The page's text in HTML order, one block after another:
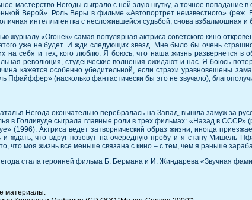
мастерство Негоды сыграло с ней злую шутку, а точное попадание
Верой». Роль Веры в фильме «Автопортрет неизвестного»
интеллигентка с несложившейся судьбой, снова взбалмошная
журналу «Огонек» самая популярная актриса советского кино
уже не будет. И жди следующих звезд. Мне было бы очень
на себя и тех, кого люблю. Я боюсь, что наша жизнь развернется
революция, студенческие волнения ожидают и нас. Я боюсь
кажется особенно убедительной, если страхи уравновешены
Пфайффер» (насколько фантастически бы это не звучало),
Негода окончательно перебралась на Запад, вышла замуж за
в Голливуде сыграла главные роли в трех фильмах: «Назад в
(1996). Актриса ведет затворнический образ жизни, иногда
и ждать, что вдруг позовут на очередную пробу и я стану Мишель
что моя жизнь все меньше связана с кино – с тем, чем я раньше
стала героиней фильма Б. Бермана и И. Жиндарева «Звучная
материалы: